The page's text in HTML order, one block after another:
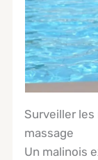
Surveiller
massage
Un malinois